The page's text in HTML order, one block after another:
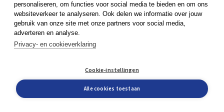
Björn Prevaas e.a.
personaliseren, om functies voor social media te bieden en om ons
websiteverkeer te analyseren. Ook delen we informatie over jouw
gebruik van onze site met onze partners voor social media,
adverteren en analyse.
Privacy- en cookieverklaring
Cookie-instellingen
Alle cookies toestaan